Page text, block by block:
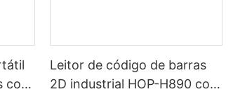
com
Leitor de código de barras
2D industrial HOP-H890 com